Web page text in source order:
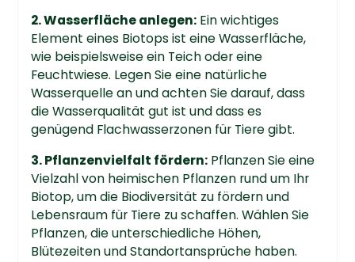
2. Wasserfläche anlegen: Ein wichtiges
Element eines Biotops ist eine Wasserfläche,
wie beispielsweise ein Teich oder eine
Feuchtwiese. Legen Sie eine natürliche
Wasserquelle an und achten Sie darauf, dass
die Wasserqualität gut ist und dass es
genügend Flachwasserzonen für Tiere gibt.
3. Pflanzenvielfalt fördern: Pflanzen Sie eine
Vielzahl von heimischen Pflanzen rund um Ihr
Biotop, um die Biodiversität zu fördern und
Lebensraum für Tiere zu schaffen. Wählen Sie
Pflanzen, die unterschiedliche Höhen,
Blütezeiten und Standortansprüche haben.